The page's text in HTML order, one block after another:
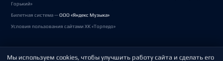
Горький»
Билетная система —ООО «Яндекс Музыка»
Условия пользования сайтами ХК «Торпедо»
Политика обработки персональных данных
Мы используем cookies, чтобы улучшить работу сайта и сделать его